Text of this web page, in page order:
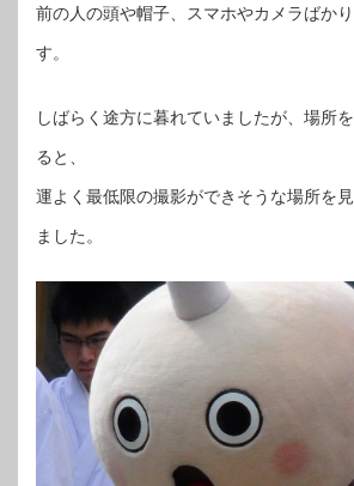
前の人の頭や帽子、スマホやカメラばか
す。
しばらく途方に暮れていましたが、場所
ると、
運よく最低限の撮影ができそうな場所を
ました。